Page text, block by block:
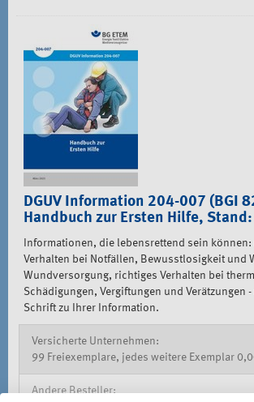
DGUV Information 204-007 (BGI
Handbuch zur Ersten Hilfe,
Informationen, die lebensrettend sein
Verhalten bei Notfällen, Bewusstlosigkeit und
Wundversorgung, richtiges Verhalten bei
Schädigungen, Vergiftungen und Verätzungen
Schrift zu Ihrer Information.
Versicherte Unternehmen:
99 Freiexemplare, jedes weitere Exemplar
Andere Besteller: